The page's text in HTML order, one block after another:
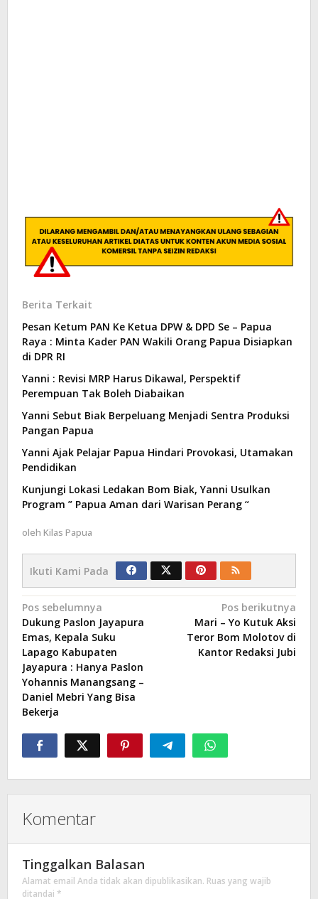
Berita Terkait
Pesan Ketum PAN Ke Ketua DPW & DPD Se – Papua
Raya : Minta Kader PAN Wakili Orang Papua Disiapkan
di DPR RI
Yanni : Revisi MRP Harus Dikawal, Perspektif
Perempuan Tak Boleh Diabaikan
Yanni Sebut Biak Berpeluang Menjadi Sentra Produksi
Pangan Papua
Yanni Ajak Pelajar Papua Hindari Provokasi, Utamakan
Pendidikan
Kunjungi Lokasi Ledakan Bom Biak, Yanni Usulkan
Program ” Papua Aman dari Warisan Perang “
oleh Kilas Papua
Ikuti Kami Pada
Navigasi
pos
Pos sebelumnya
Dukung Paslon Jayapura
Emas, Kepala Suku
Lapago Kabupaten
Jayapura : Hanya Paslon
Yohannis Manangsang –
Daniel Mebri Yang Bisa
Bekerja
Pos berikutnya
Mari – Yo Kutuk Aksi
Teror Bom Molotov di
Kantor Redaksi Jubi
Komentar
Tinggalkan Balasan
Alamat email Anda tidak akan dipublikasikan. Ruas yang wajib
ditandai *